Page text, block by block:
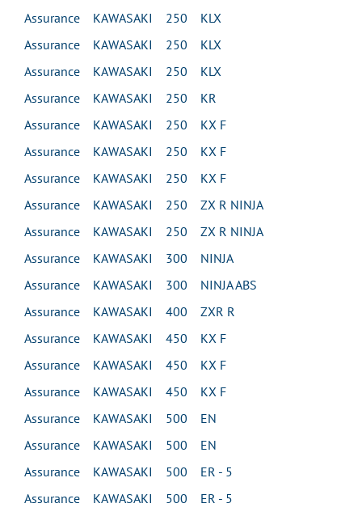
Assurance KAWASAKI 250 KLX
Assurance KAWASAKI 250 KLX
Assurance KAWASAKI 250 KLX
Assurance KAWASAKI 250 KR
Assurance KAWASAKI 250 KX F
Assurance KAWASAKI 250 KX F
Assurance KAWASAKI 250 KX F
Assurance KAWASAKI 250 ZX R NINJA
Assurance KAWASAKI 250 ZX R NINJA
Assurance KAWASAKI 300 NINJA
Assurance KAWASAKI 300 NINJA ABS
Assurance KAWASAKI 400 ZXR R
Assurance KAWASAKI 450 KX F
Assurance KAWASAKI 450 KX F
Assurance KAWASAKI 450 KX F
Assurance KAWASAKI 500 EN
Assurance KAWASAKI 500 EN
Assurance KAWASAKI 500 ER - 5
Assurance KAWASAKI 500 ER - 5